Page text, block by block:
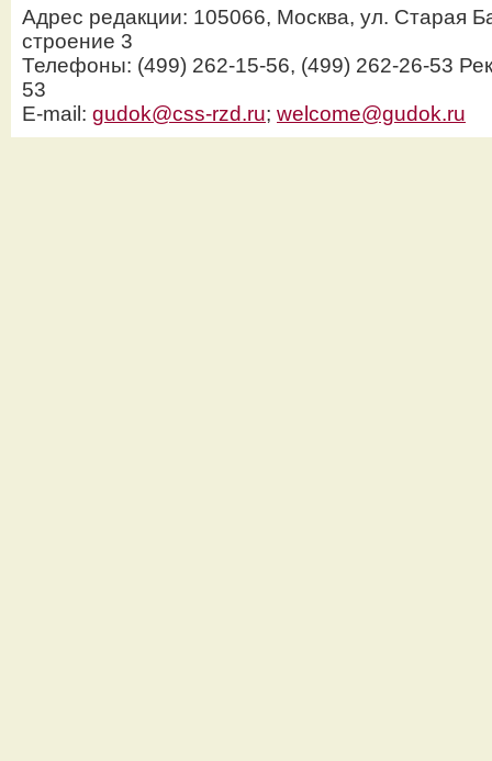
Адрес редакции: 105066, Москва, ул. Старая
строение 3
Телефоны: (499) 262-15-56, (499) 262-26-53
53
E-mail: gudok@css-rzd.ru; welcome@gudok.ru